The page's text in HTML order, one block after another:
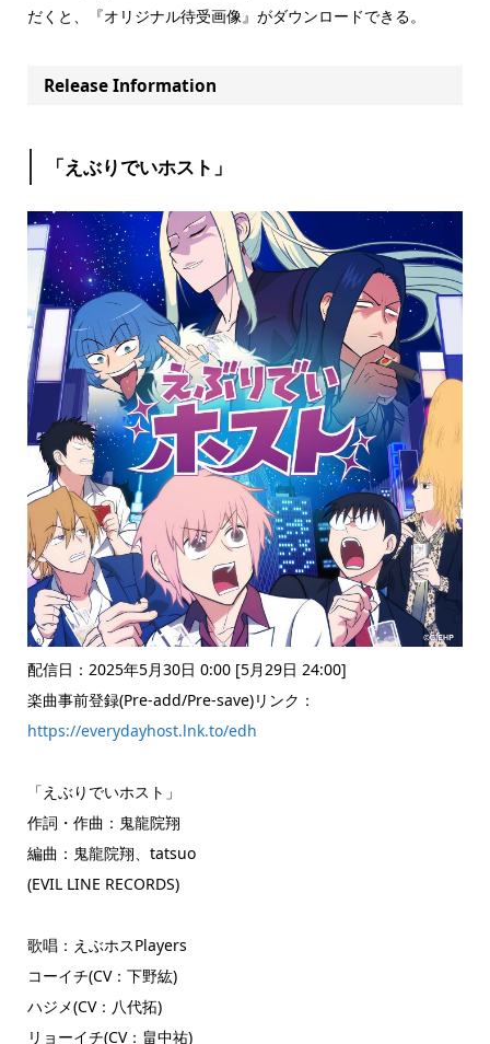
だくと、『オリジナル待受画像』がダウンロードできる。
Release Information
「えぶりでいホスト」
配信日：2025年5月30日 0:00 [5月29日 24:00]
楽曲事前登録(Pre-add/Pre-save)リンク：
https://everydayhost.lnk.to/edh
「えぶりでいホスト」
作詞・作曲：鬼龍院翔
編曲：鬼龍院翔、tatsuo
(EVIL LINE RECORDS)
歌唱：えぶホスPlayers
コーイチ(CV：下野紘)
ハジメ(CV：八代拓)
リョーイチ(CV：畠中祐)